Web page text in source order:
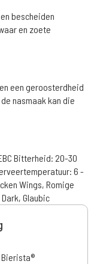
bescheiden
en zoete
een geroosterdheid
nasmaak kan die
Bitterheid: 20-30
6 -
Wings, Romige
Glaubic